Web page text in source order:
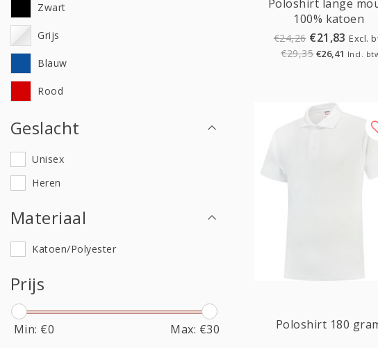
Zwart
Grijs
Blauw
Rood
Geslacht
Unisex
Heren
Materiaal
Katoen/Polyester
Prijs
Min: €0 Max: €30
Poloshirt lange
100% katoen
€24,26 €21,83 Excl.
€29,35 €26,41 Incl.
Poloshirt 180